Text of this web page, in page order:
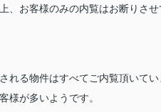
、お客様のみの内覧はお断りさせ
れる物件はすべてご内覧頂いてい
様が多いようです。